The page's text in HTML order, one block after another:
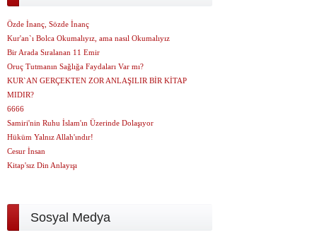
Özde İnanç, Sözde İnanç
Kur'an`ı Bolca Okumalıyız, ama nasıl Okumalıyız
Bir Arada Sıralanan 11 Emir
Oruç Tutmanın Sağlığa Faydaları Var mı?
KUR`AN GERÇEKTEN ZOR ANLAŞILIR BİR KİTAP
MIDIR?
6666
Samiri'nin Ruhu İslam'ın Üzerinde Dolaşıyor
Hüküm Yalnız Allah'ındır!
Cesur İnsan
Kitap'sız Din Anlayışı
Sosyal Medya